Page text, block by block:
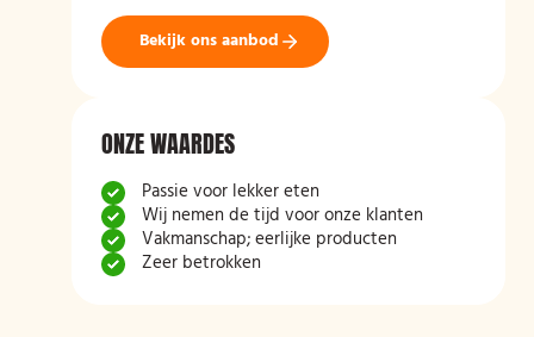
Bekijk ons aanbod
ONZE WAARDES
Passie voor lekker eten
Wij nemen de tijd voor onze klanten
Vakmanschap; eerlijke producten
Zeer betrokken